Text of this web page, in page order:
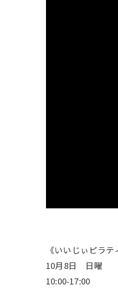
《いいじぃピラテ
10月8日 日曜
10:00-17:00